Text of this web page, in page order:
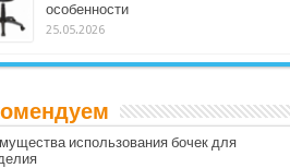
особенности
25.05.2026
использования бочек для